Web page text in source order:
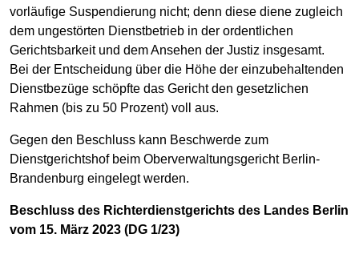
vorläufige Suspendierung nicht; denn diese diene zugleich
dem ungestörten Dienstbetrieb in der ordentlichen
Gerichtsbarkeit und dem Ansehen der Justiz insgesamt.
Bei der Entscheidung über die Höhe der einzubehaltenden
Dienstbezüge schöpfte das Gericht den gesetzlichen
Rahmen (bis zu 50 Prozent) voll aus.
Gegen den Beschluss kann Beschwerde zum
Dienstgerichtshof beim Oberverwaltungsgericht Berlin-
Brandenburg eingelegt werden.
Beschluss des Richterdienstgerichts des Landes Berlin
vom 15. März 2023 (DG 1/23)